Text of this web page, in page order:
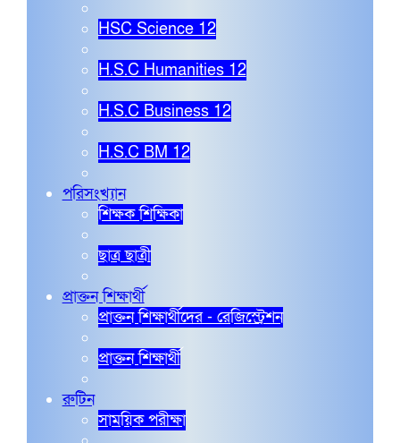
HSC Science 12
H.S.C Humanities 12
H.S.C Business 12
H.S.C BM 12
পরিসংখ্যান
শিক্ষক শিক্ষিকা
ছাত্র ছাত্রী
প্রাক্তন শিক্ষার্থী
প্রাক্তন শিক্ষার্থীদের - রেজিস্ট্রেশন
প্রাক্তন শিক্ষার্থী
রুটিন
সাময়িক পরীক্ষা